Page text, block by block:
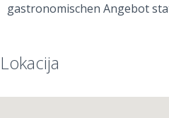
gastronomischen Angebot
Lokacija